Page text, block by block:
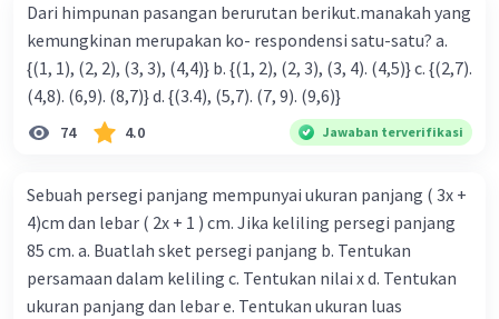
Dari himpunan pasangan berurutan berikut.manakah yang
kemungkinan merupakan ko- respondensi satu-satu? a.
{(1, 1), (2, 2), (3, 3), (4,4)} b. {(1, 2), (2, 3), (3, 4). (4,5)} c. {(2,7).
(4,8). (6,9). (8,7)} d. {(3.4), (5,7). (7, 9). (9,6)}
74 4.0 Jawaban terverifikasi
Sebuah persegi panjang mempunyai ukuran panjang ( 3x +
4)cm dan lebar ( 2x + 1 ) cm. Jika keliling persegi panjang
85 cm. a. Buatlah sket persegi panjang b. Tentukan
persamaan dalam keliling c. Tentukan nilai x d. Tentukan
ukuran panjang dan lebar e. Tentukan ukuran luas